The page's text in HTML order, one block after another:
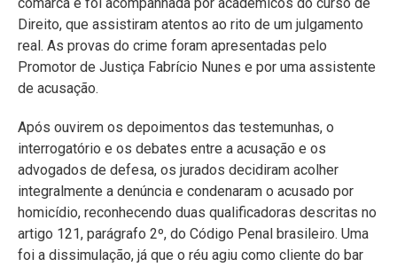
Direito, que assistiram atentos ao rito de um julgamento
real. As provas do crime foram apresentadas pelo
Promotor de Justiça Fabrício Nunes e por uma assistente
de acusação.
Após ouvirem os depoimentos das testemunhas, o
interrogatório e os debates entre a acusação e os
advogados de defesa, os jurados decidiram acolher
integralmente a denúncia e condenaram o acusado por
homicídio, reconhecendo duas qualificadoras descritas no
artigo 121, parágrafo 2º, do Código Penal brasileiro. Uma
foi a dissimulação, já que o réu agiu como cliente do bar